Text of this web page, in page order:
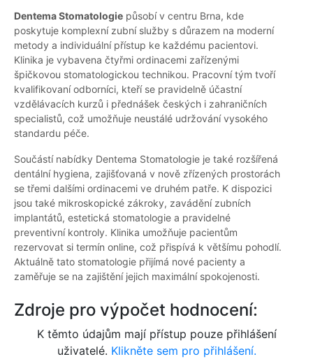
Dentema Stomatologie působí v centru Brna, kde
poskytuje komplexní zubní služby s důrazem na moderní
metody a individuální přístup ke každému pacientovi.
Klinika je vybavena čtyřmi ordinacemi zařízenými
špičkovou stomatologickou technikou. Pracovní tým tvoří
kvalifikovaní odborníci, kteří se pravidelně účastní
vzdělávacích kurzů i přednášek českých i zahraničních
specialistů, což umožňuje neustálé udržování vysokého
standardu péče.
Součástí nabídky Dentema Stomatologie je také rozšířená
dentální hygiena, zajišťovaná v nově zřízených prostorách
se třemi dalšími ordinacemi ve druhém patře. K dispozici
jsou také mikroskopické zákroky, zavádění zubních
implantátů, estetická stomatologie a pravidelné
preventivní kontroly. Klinika umožňuje pacientům
rezervovat si termín online, což přispívá k většímu pohodlí.
Aktuálně tato stomatologie přijímá nové pacienty a
zaměřuje se na zajištění jejich maximální spokojenosti.
Zdroje pro výpočet hodnocení:
K těmto údajům mají přístup pouze přihlášení
uživatelé. Klikněte sem pro přihlášení.